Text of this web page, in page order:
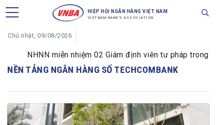
HIỆP HỘI NGÂN HÀNG VIỆT NAM
VIETNAM BANK'S ASSOCIATION
Chủ nhật, 09/08/2026
NHNN miễn nhiệm 02 Giám định viên tư pháp trong
NỀN TẢNG NGÂN HÀNG SỐ TECHCOMBANK